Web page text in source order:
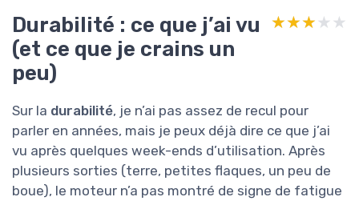
Durabilité : ce que j’ai vu
(et ce que je crains un
peu)
★★★★★
★★★★★
Sur la durabilité, je n’ai pas assez de recul pour
parler en années, mais je peux déjà dire ce que j’ai
vu après quelques week-ends d’utilisation. Après
plusieurs sorties (terre, petites flaques, un peu de
boue), le moteur n’a pas montré de signe de fatigue